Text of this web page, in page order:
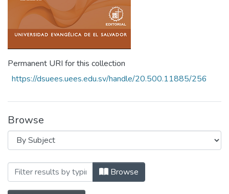
Permanent URI for this collection
https://dsuees.uees.edu.sv/handle/20.500.11885/256
Browse
Browsing Revista, Ciencia, Cultura y
Browse